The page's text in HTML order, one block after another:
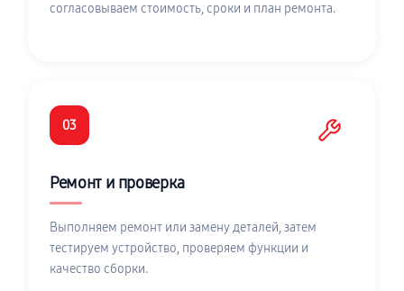
согласовываем стоимость, сроки и план ремонта.
03
Ремонт и проверка
Выполняем ремонт или замену деталей, затем
тестируем устройство, проверяем функции и
качество сборки.